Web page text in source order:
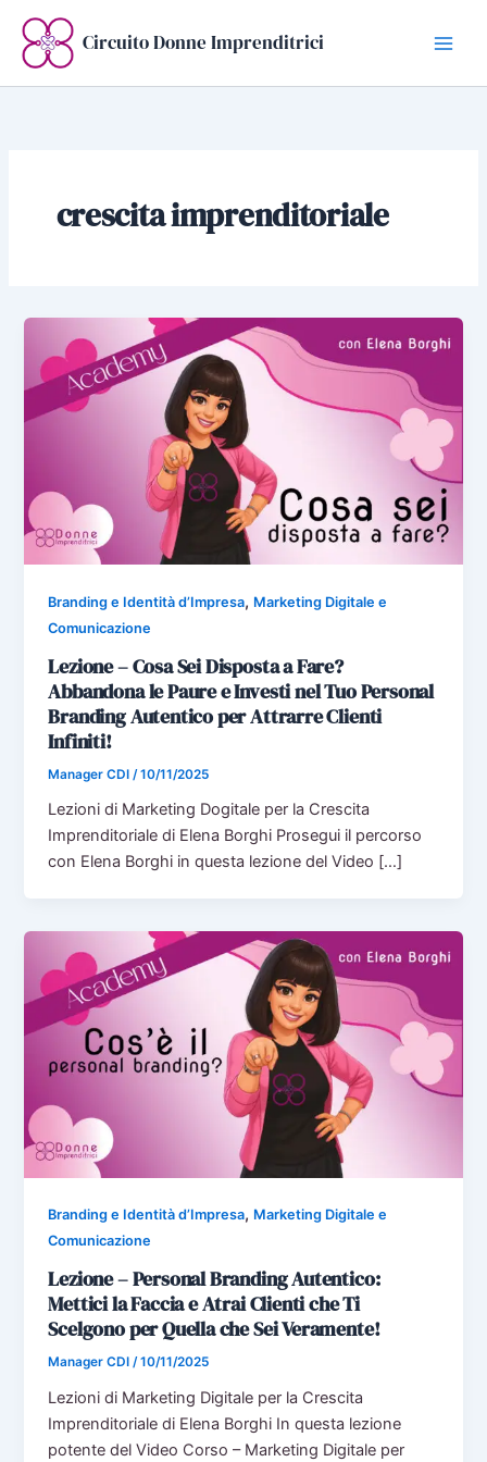
contenuto
Circuito Donne Imprenditrici
crescita imprenditoriale
Branding e Identità d’Impresa, Marketing Digitale e
Comunicazione
Lezione – Cosa Sei Disposta a Fare?
Abbandona le Paure e Investi nel Tuo Personal
Branding Autentico per Attrarre Clienti
Infiniti!
Manager CDI /10/11/2025
Lezioni di Marketing Dogitale per la Crescita
Imprenditoriale di Elena Borghi Prosegui il percorso
con Elena Borghi in questa lezione del Video […]
Branding e Identità d’Impresa, Marketing Digitale e
Comunicazione
Lezione – Personal Branding Autentico:
Mettici la Faccia e Atrai Clienti che Ti
Scelgono per Quella che Sei Veramente!
Manager CDI/10/11/2025
Lezioni di Marketing Digitale per la Crescita
Imprenditoriale di Elena Borghi In questa lezione
potente del Video Corso – Marketing Digitale per